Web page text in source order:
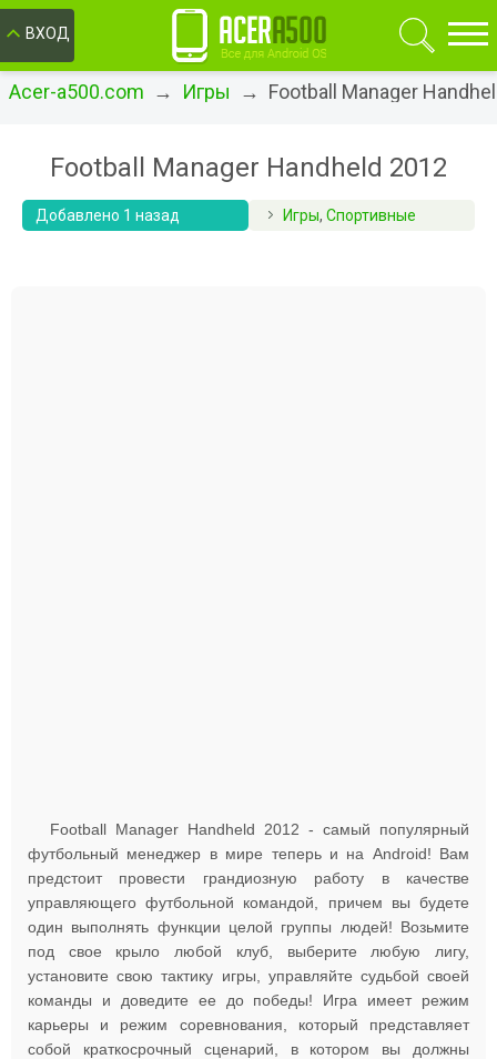
ВХОД
Acer-a500.com → Игры → Football Manager
Football Manager Handheld 2012
Добавлено 1 назад Игры, Спортивные
Football Manager Handheld 2012 - самый популярный
футбольный менеджер в мире теперь и на Android! Вам
предстоит провести грандиозную работу в качестве
управляющего футбольной командой, причем вы будете
один выполнять функции целой группы людей! Возьмите
под свое крыло любой клуб, выберите любую лигу,
установите свою тактику игры, управляйте судьбой своей
команды и доведите ее до победы! Игра имеет режим
карьеры и режим соревнования, который представляет
собой краткосрочный сценарий, в котором вы должны